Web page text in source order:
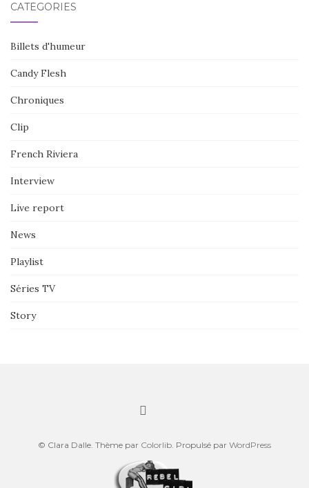
CATÉGORIES
Billets d'humeur
Candy Flesh
Chroniques
Clip
French Riviera
Interview
Live report
News
Playlist
Séries TV
Story
© Clara Dalle. Thème par Colorlib. Propulsé par WordPress